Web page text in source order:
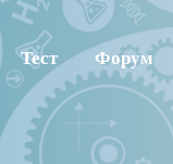
Тест Форум